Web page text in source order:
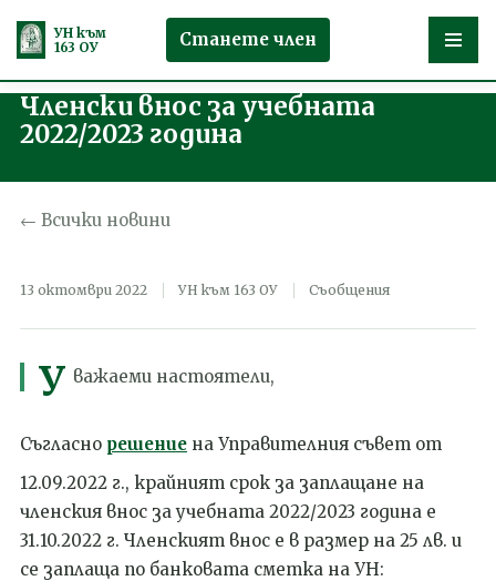
Продължете
съдържанието
УН към
163 ОУ
Станете член
Членски внос за учебната
2022/2023 година
← Всички новини
13 октомври 2022 УН към 163 ОУ Съобщения
У важаеми настоятели,
Съгласно решение на Управителния съвет от
12.09.2022 г., крайният срок за заплащане на
членския внос за учебната 2022/2023 година е
31.10.2022 г. Членският внос е в размер на 25 лв. и
се заплаща по банковата сметка на УН: